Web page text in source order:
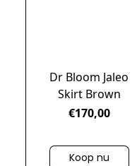
Dr Bloom Jaleo
Skirt Brown
€170,00
Koop nu